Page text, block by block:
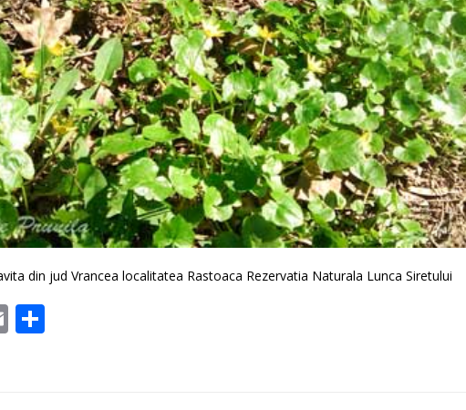
din jud Vrancea localitatea Rastoaca Rezervatia Naturala Lunca Siretului
E
m